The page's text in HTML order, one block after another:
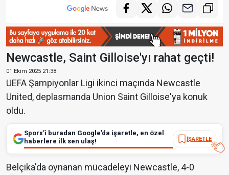
Newcastle, Saint Gilloise'yı rahat geçti!
01 Ekim 2025 21:38
UEFA Şampiyonlar Ligi ikinci maçında Newcastle
United, deplasmanda Union Saint Gilloise'ya konuk
oldu.
Sporx’i buradan Google’da işaretle, en özel
haberlere ilk sen ulaş!
İŞARETLE
Belçika'da oynanan mücadeleyi Newcastle, 4-0